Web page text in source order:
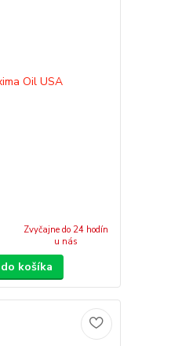
Zvyčajne do 24 hodín
u nás
košíka